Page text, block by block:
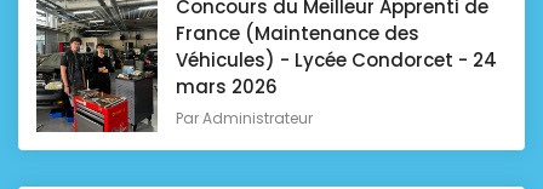
Concours du Meilleur Apprenti de
France (Maintenance des
Véhicules) - Lycée Condorcet - 24
mars 2026
ParAdministrateur